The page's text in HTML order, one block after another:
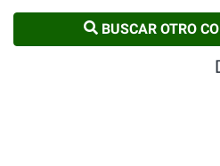
BUSCAR OTRO